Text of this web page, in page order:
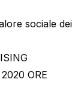
sociale dei
ORE